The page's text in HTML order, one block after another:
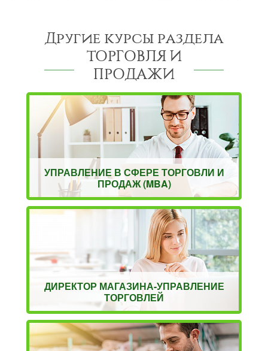
Другие курсы раздела
ТОРГОВЛЯ И
ПРОДАЖИ
УПРАВЛЕНИЕ В СФЕРЕ ТОРГОВЛИ И
ПРОДАЖ (MBA)
ДИРЕКТОР МАГАЗИНА-УПРАВЛЕНИЕ
ТОРГОВЛЕЙ